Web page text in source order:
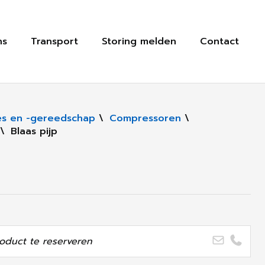
Transport Storing melden Contact
en -gereedschap \ Compressoren \
Blaas pijp
te reserveren